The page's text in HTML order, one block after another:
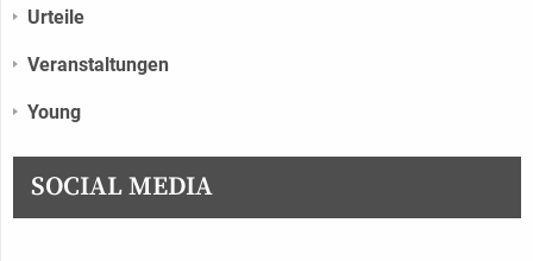
Urteile
Veranstaltungen
Young
SOCIAL MEDIA